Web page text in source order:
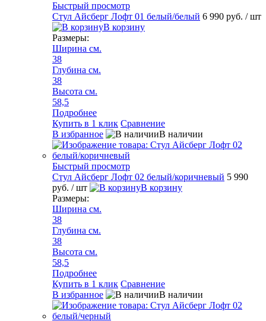
Быстрый просмотр
Стул Айсберг Лофт 01 белый/белый 6 990 руб. / шт
В корзину
Размеры:
Ширина см.
38
Глубина см.
38
Высота см.
58,5
Подробнее
Купить в 1 клик Сравнение
В избранное
В наличии
Быстрый просмотр
Стул Айсберг Лофт 02 белый/коричневый 5 990
руб. / шт
В корзину
Размеры:
Ширина см.
38
Глубина см.
38
Высота см.
58,5
Подробнее
Купить в 1 клик Сравнение
В избранное
В наличии